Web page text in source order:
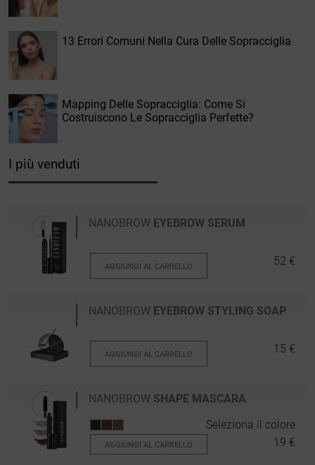
13 Errori Comuni Nella Cura Delle Sopracciglia
Mapping Delle Sopracciglia: Come Si
Costruiscono Le Sopracciglia Perfette?
I più venduti
NANOBROW EYEBROW SERUM
AGGIUNGI AL CARRELLO 52 €
NANOBROW EYEBROW STYLING SOAP
AGGIUNGI AL CARRELLO 15 €
NANOBROW SHAPE MASCARA
Seleziona il colore
AGGIUNGI AL CARRELLO 19 €